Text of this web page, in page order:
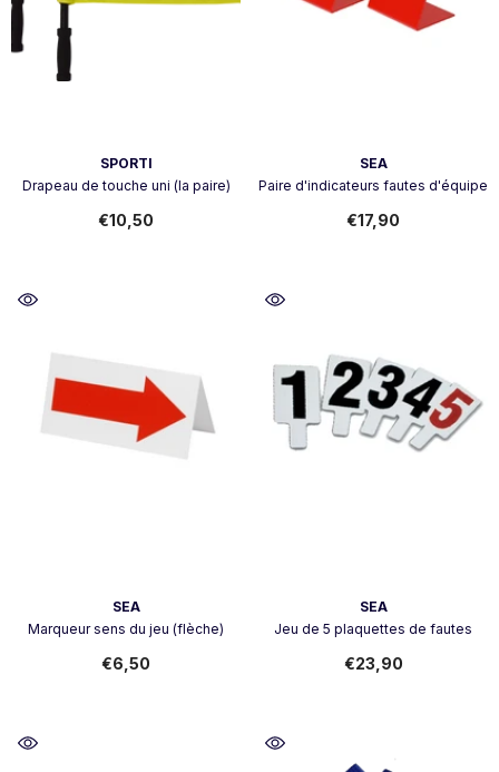
SPORTI
Drapeau de touche uni (la paire)
€10,50
SEA
Paire d'indicateurs fautes d'équipe
€17,90
SEA
Marqueur sens du jeu (flèche)
€6,50
SEA
Jeu de 5 plaquettes de fautes
€23,90